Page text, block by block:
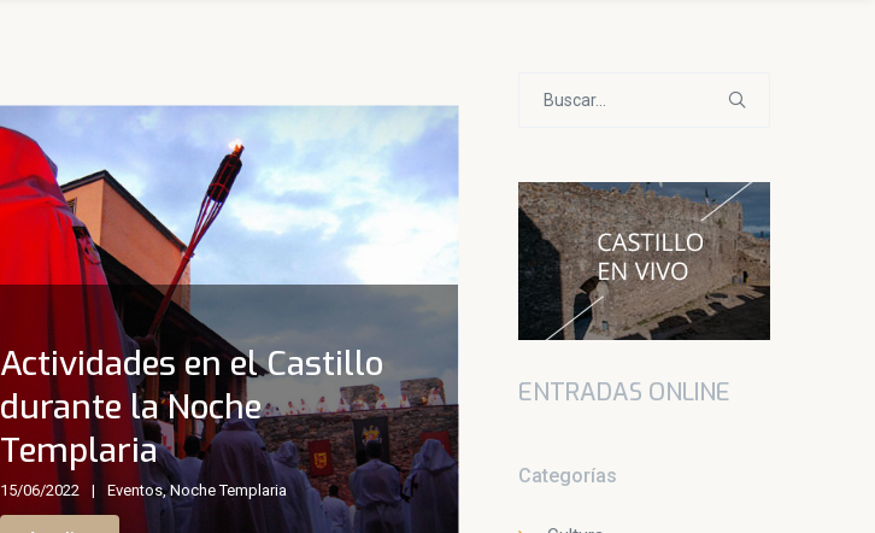
Actividades en el Castillo
durante la Noche
Templaria
15/06/2022 Eventos,Noche Templaria
ENTRADAS ONLINE
Categorías